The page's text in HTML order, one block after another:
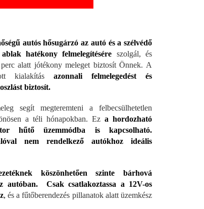
autós hősugárzó az autó és a szélvédő
hatékony felmelegítésére szolgál, és
alatt jótékony meleget biztosít Önnek. A
kialakítás azonnali felmelegedést és
biztosít.
segít megteremteni a felbecsülhetetlen
a téli hónapokban. Ez a hordozható
hűtő üzemmódba is kapcsolható.
nem rendelkező autókhoz ideális
köszönhetően szinte bárhová
autóban. Csak csatlakoztassa a 12V-os
, és a fűtőberendezés pillanatok alatt üzemkész